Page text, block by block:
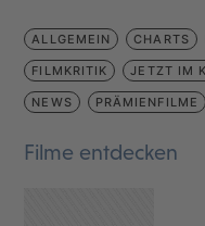
ALLGEMEIN CHARTS
FILMKRITIK JETZT IM
NEWS PRÄMIENFILME
Filme entdecken